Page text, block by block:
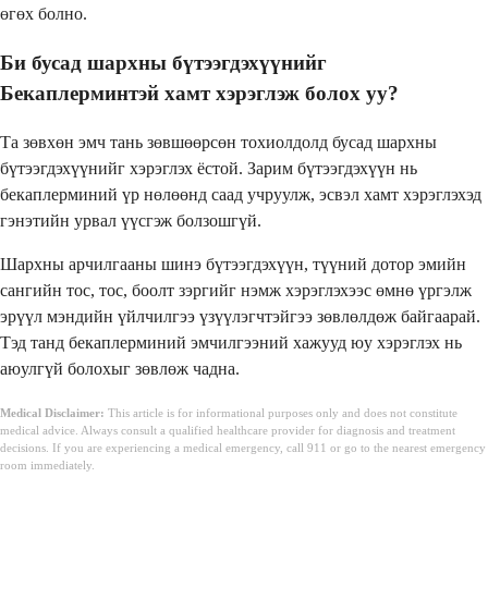
өгөх болно.
Би бусад шархны бүтээгдэхүүнийг
Бекаплерминтэй хамт хэрэглэж болох уу?
Та зөвхөн эмч тань зөвшөөрсөн тохиолдолд бусад шархны
бүтээгдэхүүнийг хэрэглэх ёстой. Зарим бүтээгдэхүүн нь
бекаплерминий үр нөлөөнд саад учруулж, эсвэл хамт хэрэглэхэд
гэнэтийн урвал үүсгэж болзошгүй.
Шархны арчилгааны шинэ бүтээгдэхүүн, түүний дотор эмийн
сангийн тос, тос, боолт зэргийг нэмж хэрэглэхээс өмнө үргэлж
эрүүл мэндийн үйлчилгээ үзүүлэгчтэйгээ зөвлөлдөж байгаарай.
Тэд танд бекаплерминий эмчилгээний хажууд юу хэрэглэх нь
аюулгүй болохыг зөвлөж чадна.
Medical Disclaimer: This article is for informational purposes only and does not constitute
medical advice. Always consult a qualified healthcare provider for diagnosis and treatment
decisions. If you are experiencing a medical emergency, call 911 or go to the nearest emergency
room immediately.